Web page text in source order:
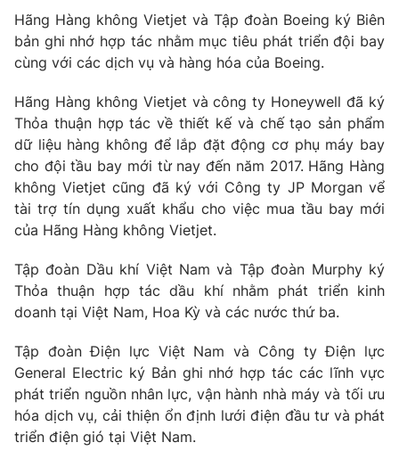
Nhân vật
Khán giả
Giải sao mai
Âm nhạc
Đời sống
Du lịch
Làm đẹp
Chất lượng cuộc sống
Giáo dục
Tuyển sinh
Học trực tuyến
Công nghệ
Hitech Công nghệ tương lai
Sản phẩm
Thị trường
Tư vấn
Giao lưu trực tuyến
Lịch phát sóng
Chuyên mục khác
Podcast
Photo Infographic
Video
Hãng Hàng không Vietjet và Tập đoàn Boeing ký Biên
bản ghi nhớ hợp tác nhằm mục tiêu phát triển đội bay
cùng với các dịch vụ và hàng hóa của Boeing.
Hãng Hàng không Vietjet và công ty Honeywell đã ký
Thỏa thuận hợp tác về thiết kế và chế tạo sản phẩm
dữ liệu hàng không để lắp đặt động cơ phụ máy bay
cho đội tầu bay mới từ nay đến năm 2017. Hãng Hàng
không Vietjet cũng đã ký với Công ty JP Morgan vể
tài trợ tín dụng xuất khẩu cho việc mua tầu bay mới
của Hãng Hàng không Vietjet.
Tập đoàn Dầu khí Việt Nam và Tập đoàn Murphy ký
Thỏa thuận hợp tác dầu khí nhằm phát triển kinh
doanh tại Việt Nam, Hoa Kỳ và các nước thứ ba.
Tập đoàn Điện lực Việt Nam và Công ty Điện lực
General Electric ký Bản ghi nhớ hợp tác các lĩnh vực
phát triển nguồn nhân lực, vận hành nhà máy và tối ưu
hóa dịch vụ, cải thiện ổn định lưới điện đầu tư và phát
triển điện gió tại Việt Nam.